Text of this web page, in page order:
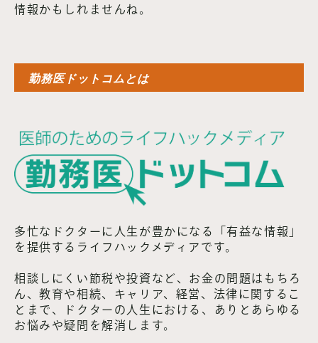
情報かもしれませんね。
勤務医ドットコムとは
多忙なドクターに人生が豊かになる「有益な情報」
を提供するライフハックメディアです。
相談しにくい節税や投資など、お金の問題はもちろ
ん、教育や相続、キャリア、経営、法律に関するこ
とまで、ドクターの人生における、ありとあらゆる
お悩みや疑問を解消します。